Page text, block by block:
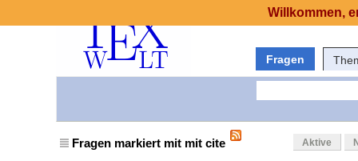
Fragen
Fragen markiert mit mit cite Aktive
Willkommen,